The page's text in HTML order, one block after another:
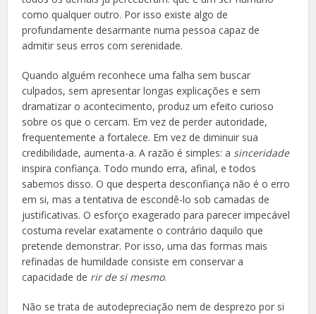
como qualquer outro. Por isso existe algo de
profundamente desarmante numa pessoa capaz de
admitir seus erros com serenidade.
Quando alguém reconhece uma falha sem buscar
culpados, sem apresentar longas explicações e sem
dramatizar o acontecimento, produz um efeito curioso
sobre os que o cercam. Em vez de perder autoridade,
frequentemente a fortalece. Em vez de diminuir sua
credibilidade, aumenta-a. A razão é simples: a sinceridade
inspira confiança. Todo mundo erra, afinal, e todos
sabemos disso. O que desperta desconfiança não é o erro
em si, mas a tentativa de escondê-lo sob camadas de
justificativas. O esforço exagerado para parecer impecável
costuma revelar exatamente o contrário daquilo que
pretende demonstrar. Por isso, uma das formas mais
refinadas de humildade consiste em conservar a
capacidade de rir de si mesmo.
Não se trata de autodepreciação nem de desprezo por si